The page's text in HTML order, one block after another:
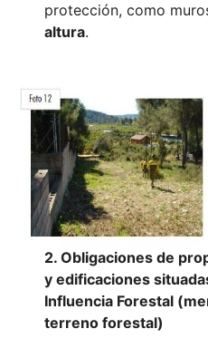
protección, como
altura.
2. Obligaciones de
y edificaciones
Influencia Forestal
terreno forestal)